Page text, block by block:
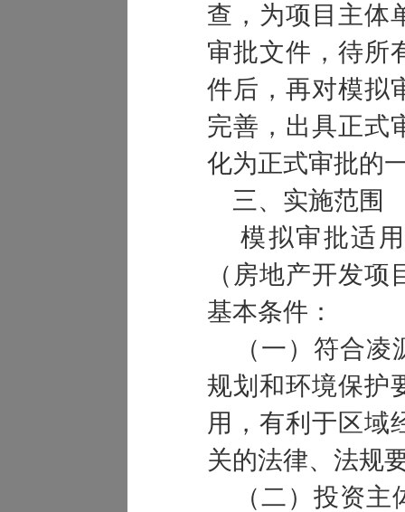
查，为项目主体
审批文件，待所
件后，再对模拟
完善，出具正式
化为正式审批的
三、实施范围
模拟审批适用
（房地产开发
基本条件：
（一）符合凌
规划和环境保护
用，有利于区域
关的法律、法规
（二）投资主